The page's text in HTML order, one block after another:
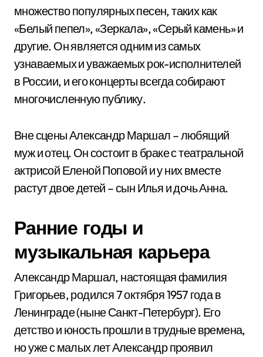
множество популярных песен, таких как
«Белый пепел», «Зеркала», «Серый камень» и
другие. Он является одним из самых
узнаваемых и уважаемых рок-исполнителей
в России, и его концерты всегда собирают
многочисленную публику.
Вне сцены Александр Маршал – любящий
муж и отец. Он состоит в браке с театральной
актрисой Еленой Поповой и у них вместе
растут двое детей – сын Илья и дочь Анна.
Ранние годы и
музыкальная карьера
Александр Маршал, настоящая фамилия
Григорьев, родился 7 октября 1957 года в
Ленинграде (ныне Санкт-Петербург). Его
детство и юность прошли в трудные времена,
но уже с малых лет Александр проявил